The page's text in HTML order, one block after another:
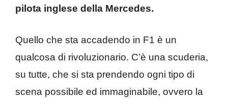
pilota inglese della Mercedes.
Quello che sta accadendo in F1 è un
qualcosa di rivoluzionario. C’è una scuderia,
su tutte, che si sta prendendo ogni tipo di
scena possibile ed immaginabile, ovvero la